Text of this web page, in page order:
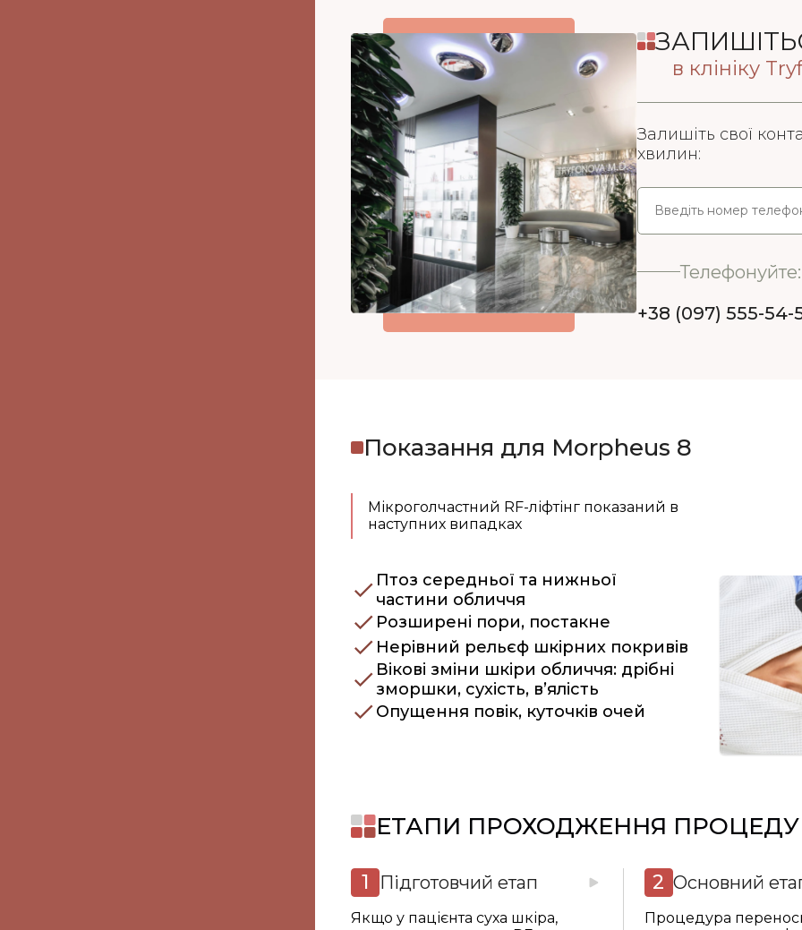
в клініку
Залишіть свої
хвилин:
Телефонуйте:
+38 (097) 555-54-
Показання для Morpheus 8
Мікроголчастний RF-ліфтінг показаний в
наступних випадках
Птоз середньої та нижньої
частини обличчя
Розширені пори, постакне
Нерівний рельєф шкірних покривів
Вікові зміни шкіри обличчя: дрібні
зморшки, сухість, в’ялість
Опущення повік, куточків очей
ЕТАПИ ПРОХОДЖЕННЯ
Підготовчий етап
Якщо у пацієнта суха шкіра,
Основний
Процедура